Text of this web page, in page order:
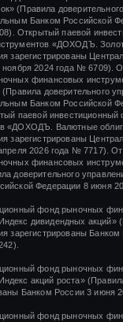
(Правила
Банком Российской
Открытый паевой
«ДОХОДЪ.
зарегистрированы
ноября 2024 года№ 6709).
финансовых
доверительного
Банком Российской
паевой инвестиционный
«ДОХОДЪ. Валютные
зарегистрированы
2026 года № 7717).
финансовых
доверительного
Федерации 8 июня
фонд рыночных
дивидендных акций»
зарегистрированы Банком
фонд рыночных
акций роста»
Банком России3 июня
фонд рыночных